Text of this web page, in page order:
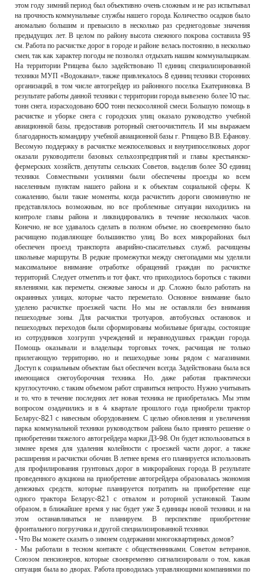
этом году зимний период был объективно очень сложным и не раз испытывал
на прочность коммунальные службы нашего города. Количество осадков было
аномально большим и превысило в несколько раз среднегодовые значения
предыдущих лет. В целом по району высота снежного покрова составила 93
см. Работа по расчистке дорог в городе и районе велась постоянно, в несколько
смен, так как характер погоды не позволял отдыхать нашим коммунальщикам.
На территории Ртищева было задействовано 11 единиц специализированной
техники МУП «Водоканал», также привлекалось 8 единиц техники сторонних
организаций, в том числе автогрейдер из районного поселка Екатериновка. В
результате работы данной техники с территории города вывезено более 10 тыс.
тонн снега, израсходовано 600 тонн пескосоляной смеси. Большую помощь в
расчистке и уборке снега с городских улиц оказало руководство учебной
авиационной базы, предоставив роторный снегоочиститель. И мы выражаем
благодарность командиру учебной авиационной базы г. Ртищево В.В. Ефанову.
Весомую поддержку в расчистке межпоселковых и внутрипоселковых дорог
оказали руководители базовых сельхозпредприятий и главы крестьянско-
фермерских хозяйств, депутаты сельских Советов, выделив более 30 единиц
техники. Совместными усилиями были обеспечены проезды ко всем
населенным пунктам нашего района и к объектам социальной сферы. К
сожалению, были такие моменты, когда расчистить дороги сиюминутно не
представлялось возможным, но все проблемные ситуации находились на
контроле главы района и ликвидировались в течение нескольких часов.
Конечно, не все удавалось сделать в полном объеме, но своевременно было
расчищено подавляющее большинство улиц. Во всех микрорайонах был
обеспечен проезд транспорта аварийно-спасательных служб, расчищены
школьные маршруты. В редкие промежутки между снегопадами мы уделяли
максимальное внимание отработке обращений граждан по расчистке
территорий. Следует отметить и тот факт, что приходилось бороться с такими
явлениями, как переметы, снежные заносы и др. Сложно было работать на
окраинных улицах, которые часто переметало. Основное внимание было
уделено расчистке проезжей части. Но мы не оставляли без внимания
пешеходные зоны. Для расчистки тротуаров, автобусных остановок и
пешеходных переходов были сформированы мобильные бригады, состоящие
из сотрудников хозгрупп учреждений и неравнодушных граждан города.
Помощь оказывали и владельцы торговых точек, расчищая не только
прилегающую территорию, но и пешеходные зоны рядом с магазинами.
Доступ к социальным объектам был обеспечен всегда. Задействована была вся
имеющаяся снегоуборочная техника. Но, даже работая практически
круглосуточно, с таким объемом работ справиться непросто. Нужно учитывать
и то, что в течение последних лет новая техника не приобреталась. Мы этим
вопросом озадачились и в 4 квартале прошлого года приобрели трактор
Беларус-82.1 с навесным оборудованием. С целью обновления и увеличения
парка коммунальной техники руководством района было принято решение о
приобретении тяжелого автогрейдера марки ДЗ-98. Он будет использоваться в
зимнее время для удаления колейности с проезжей части дорог, а также
расширения и расчистки обочин. В летнее время его планируется использовать
для профилирования грунтовых дорог в микрорайонах города. В результате
проведенного аукциона на приобретение автогрейдера образовалась экономия
денежных средств, которые планируется потратить на приобретение еще
одного трактора Беларус-82.1 с отвалом и роторной установкой. Таким
образом, в ближайшее время у нас будет уже 3 единицы новой техники, и на
этом останавливаться не планируем. В перспективе приобретение
фронтального погрузчика и другой специализированной техники.
- Что Вы можете сказать о зимнем содержании многоквартирных домов?
- Мы работали в тесном контакте с общественниками, Советом ветеранов,
Союзом пенсионеров, которые своевременно сигнализировали о том, какая
ситуация была во дворах. Работа проводилась управляющими компаниями по